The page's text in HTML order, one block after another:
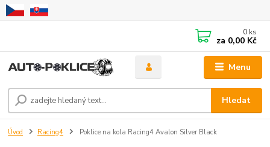
Menu
Hledat
0 ks
za 0,00 Kč
Úvod Racing4 Poklice na kola Racing4 Avalon Silver Black